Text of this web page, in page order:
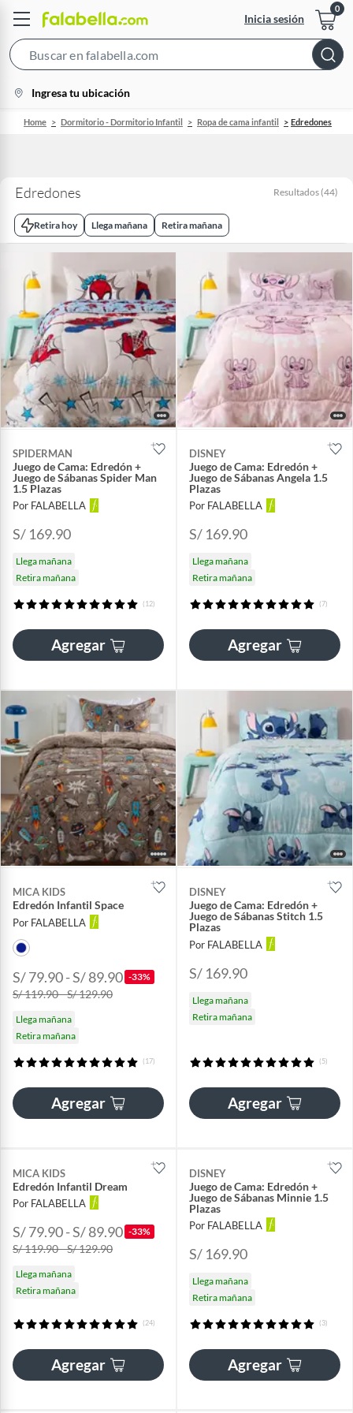
Inicia sesión
Bar
location-
icon
Ingresa tu ubicación
Home Dormitorio - Dormitorio Infantil Ropa de cama infantil Edredones
Edredones Resultados (44)
Retira hoy Llega mañana Retira mañana
SPIDERMAN
Juego de Cama: Edredón +
Juego de Sábanas Spider Man
1.5 Plazas
Por FALABELLA
S/ 169.90
Llega mañana
Retira mañana
(12)
Agregar
DISNEY
Juego de Cama: Edredón +
Juego de Sábanas Angela 1.5
Plazas
Por FALABELLA
S/ 169.90
Llega mañana
Retira mañana
(7)
Agregar
MICA KIDS
Edredón Infantil Space
Por FALABELLA
S/ 79.90 - S/ 89.90 -33%
S/ 119.90 - S/ 129.90
Llega mañana
Retira mañana
(17)
Agregar
DISNEY
Juego de Cama: Edredón +
Juego de Sábanas Stitch 1.5
Plazas
Por FALABELLA
S/ 169.90
Llega mañana
Retira mañana
(5)
Agregar
MICA KIDS
Edredón Infantil Dream
Por FALABELLA
S/ 79.90 - S/ 89.90 -33%
S/ 119.90 - S/ 129.90
Llega mañana
Retira mañana
(24)
Agregar
DISNEY
Juego de Cama: Edredón +
Juego de Sábanas Minnie 1.5
Plazas
Por FALABELLA
S/ 169.90
Llega mañana
Retira mañana
(3)
Agregar